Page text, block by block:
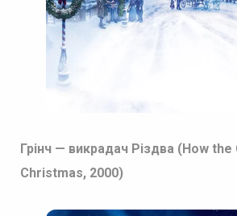
Грінч — викрадач Різдва (How
Christmas, 2000)